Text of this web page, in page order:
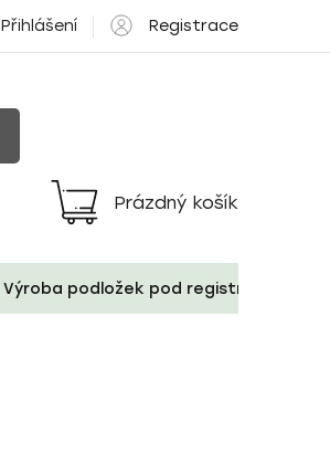
Přihlášení Registrace
Nákupní
košík
Prázdný košík
Výroba podložek pod registrační